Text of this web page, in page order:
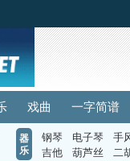
戏曲 一字简谱
器
乐
钢琴 电子琴 手
吉他
葫芦丝 二